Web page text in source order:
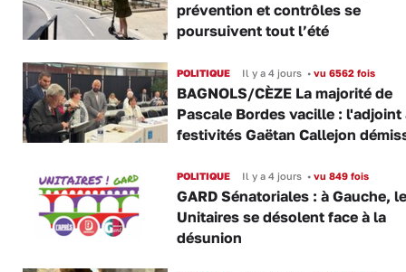
prévention et contrôles se
poursuivent tout l’été
POLITIQUE Il y a 4 jours •vu 6562 fois
BAGNOLS/CÈZE La majorité de
Pascale Bordes vacille : l'adjoint
festivités Gaëtan Callejon
POLITIQUE Il y a 4 jours •vu 849 fois
GARD Sénatoriales : à Gauche,
Unitaires se désolent face à la
désunion